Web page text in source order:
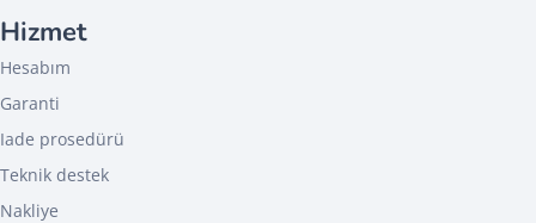
Hizmet
Hesabım
Garanti
Iade prosedürü
Teknik destek
Nakliye